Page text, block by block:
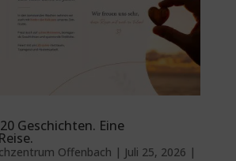
Geschichten. Eine
Offenbach | Juli 25, 2026 |